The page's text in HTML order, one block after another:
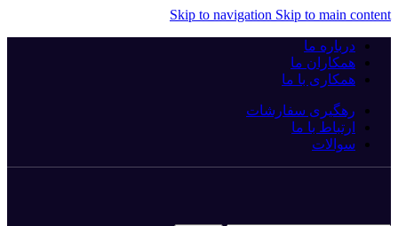
Skip to navigation Skip to main content
درباره ما
همکاران ما
همکاری با ما
رهگیری سفارشات
ارتباط با ما
سوالات